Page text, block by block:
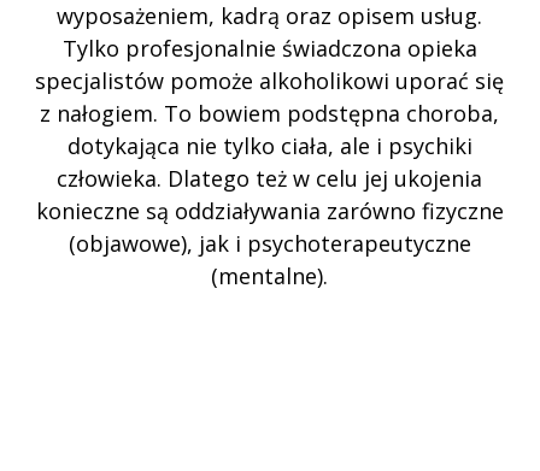
wyposażeniem, kadrą oraz opisem usług.
Tylko profesjonalnie świadczona opieka
specjalistów pomoże alkoholikowi uporać się
z nałogiem. To bowiem podstępna choroba,
dotykająca nie tylko ciała, ale i psychiki
człowieka. Dlatego też w celu jej ukojenia
konieczne są oddziaływania zarówno fizyczne
(objawowe), jak i psychoterapeutyczne
(mentalne).